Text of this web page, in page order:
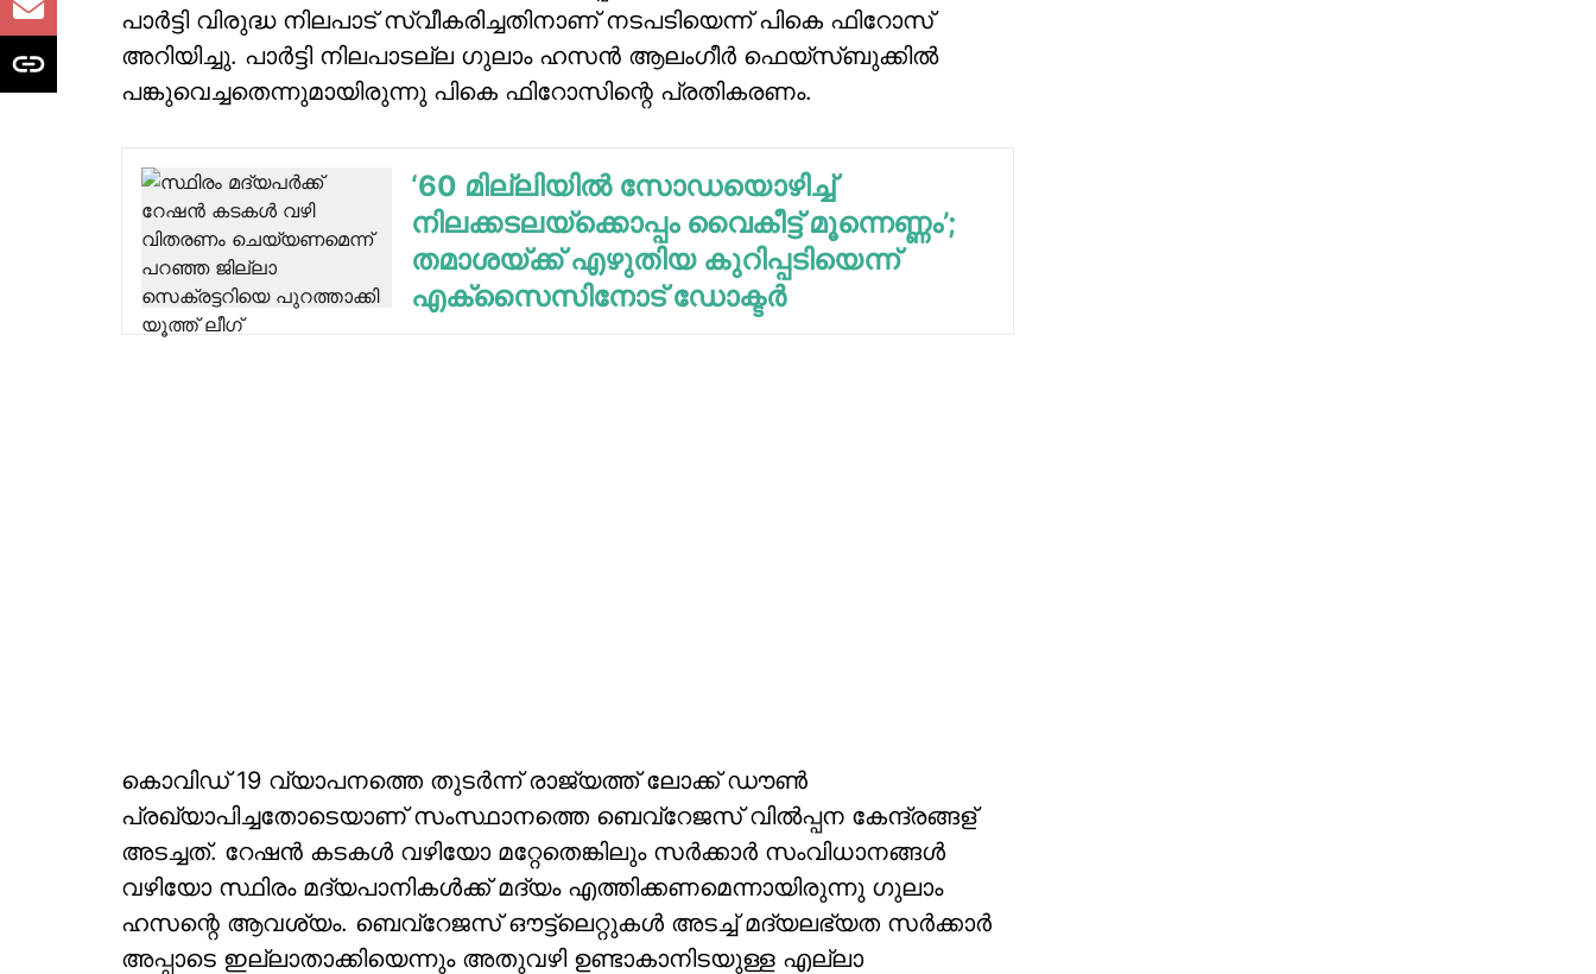
പാര്‍ട്ടി വിരുദ്ധ നിലപാട് സ്വീകരിച്ചതിനാണ് നടപടിയെന്ന് പികെ ഫിറോസ്
അറിയിച്ചു. പാര്‍ട്ടി നിലപാടല്ല ഗുലാം ഹസന്‍ ആലംഗീര്‍ ഫെയ്‌സ്ബുക്കില്‍
പങ്കുവെച്ചതെന്നുമായിരുന്നു പികെ ഫിറോസിന്റെ പ്രതികരണം.
‘60 മില്ലിയില്‍ സോഡയൊഴിച്ച്
നിലക്കടലയ്‌ക്കൊപ്പം വൈകീട്ട് മൂന്നെണ്ണം’;
തമാശയ്ക്ക് എഴുതിയ കുറിപ്പടിയെന്ന്
എക്‌സൈസിനോട് ഡോക്ടര്‍
കൊവിഡ് 19 വ്യാപനത്തെ തുടര്‍ന്ന് രാജ്യത്ത് ലോക്ക് ഡൗണ്‍
പ്രഖ്യാപിച്ചതോടെയാണ് സംസ്ഥാനത്തെ ബെവ്‌റേജസ് വില്‍പ്പന കേന്ദ്രങ്ങള്
അടച്ചത്. റേഷന്‍ കടകള്‍ വഴിയോ മറ്റേതെങ്കിലും സര്‍ക്കാര്‍ സംവിധാനങ്ങള്‍
വഴിയോ സ്ഥിരം മദ്യപാനികള്‍ക്ക് മദ്യം എത്തിക്കണമെന്നായിരുന്നു ഗുലാം
ഹസന്റെ ആവശ്യം. ബെവ്‌റേജസ് ഔട്ട്‌ലെറ്റുകള്‍ അടച്ച് മദ്യലഭ്യത സര്‍ക്കാര്‍
അപ്പാടെ ഇല്ലാതാക്കിയെന്നും അതുവഴി ഉണ്ടാകാനിടയുള്ള എല്ലാ